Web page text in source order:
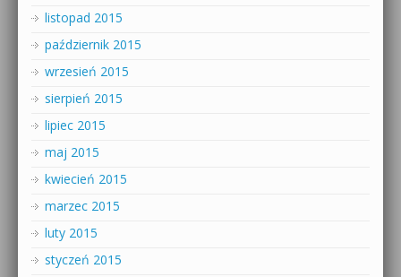
listopad 2015
październik 2015
wrzesień 2015
sierpień 2015
lipiec 2015
maj 2015
kwiecień 2015
marzec 2015
luty 2015
styczeń 2015